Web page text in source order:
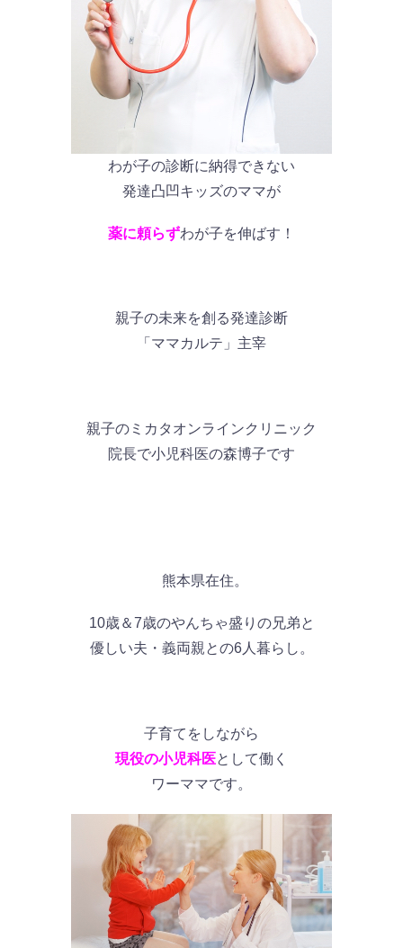
わが子の診断に納得できない
発達凸凹キッズのママが
薬に頼らずわが子を伸ばす！
親子の未来を創る発達診断
「ママカルテ」主宰
親子のミカタオンラインクリニック
院長で小児科医の森博子です
熊本県在住。
10歳＆7歳のやんちゃ盛りの兄弟と
優しい夫・義両親との6人暮らし。
子育てをしながら
現役の小児科医として働く
ワーママです。